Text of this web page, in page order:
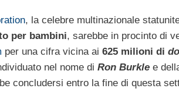
, la celebre multinazionale
per bambini, sarebbe in procinto di
per una cifra vicina ai 625 milioni di
nel nome di Ron Burklee
concludersi entro la fine di questa